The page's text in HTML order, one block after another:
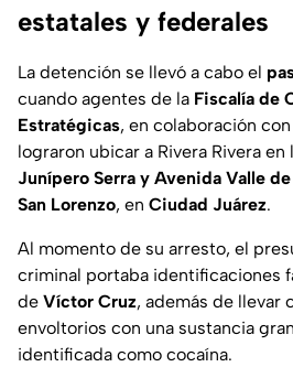
estatales y federales
La detención se llevó a cabo el
cuando agentes de la Fiscalía de
Estratégicas, en colaboración
lograron ubicar a Rivera Rivera en
Junípero Serra y Avenida Valle
San Lorenzo, en Ciudad Juárez.
Al momento de su arresto, el
criminal portaba identificaciones
de Víctor Cruz, además de llevar
envoltorios con una sustancia
identificada como cocaína.